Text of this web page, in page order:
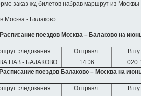
заказ жд билетов набрав маршрут из
Москва - Балаково.
Расписание поездов Москва – Балаково на
следования Отправл. В
ПАВ - БАЛАКОВО 14:06
Расписание поездов Балаково – Москва на
следования Отправл. В